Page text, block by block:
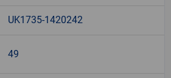
UK1735-1420242
49